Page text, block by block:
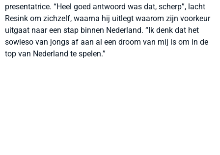
presentatrice. “Heel goed antwoord was dat, scherp”, lacht
Resink om zichzelf, waarna hij uitlegt waarom zijn voorkeur
uitgaat naar een stap binnen Nederland. “Ik denk dat het
sowieso van jongs af aan al een droom van mij is om in de
top van Nederland te spelen.”